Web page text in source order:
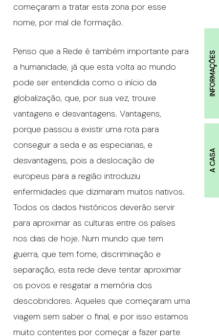
INFORMAÇÕES
A CASA
começaram a tratar esta zona por esse
nome, por mal de formação.
Penso que a Rede é também importante para
a humanidade, já que esta volta ao mundo
pode ser entendida como o início da
globalização, que, por sua vez, trouxe
vantagens e desvantagens. Vantagens,
porque passou a existir uma rota para
conseguir a seda e as especiarias, e
desvantagens, pois a deslocação de
europeus para a região introduziu
enfermidades que dizimaram muitos nativos.
Todos os dados históricos deverão servir
para aproximar as culturas entre os países
nos dias de hoje. Num mundo que tem
guerra, que tem fome, discriminação e
separação, esta rede deve tentar aproximar
os povos e resgatar a memória dos
descobridores. Aqueles que começaram uma
viagem sem saber o final, e por isso estamos
muito contentes por começar a fazer parte